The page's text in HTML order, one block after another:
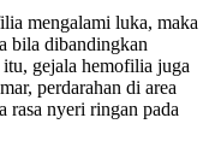
mengalami luka, maka
bila dibandingkan
gejala hemofilia juga
perdarahan di area
rasa nyeri ringan pada